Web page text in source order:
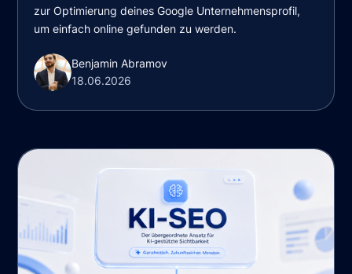
zur Optimierung deines Google Unternehmensprofil,
um einfach online gefunden zu werden.
Benjamin Abramov
18.06.2026